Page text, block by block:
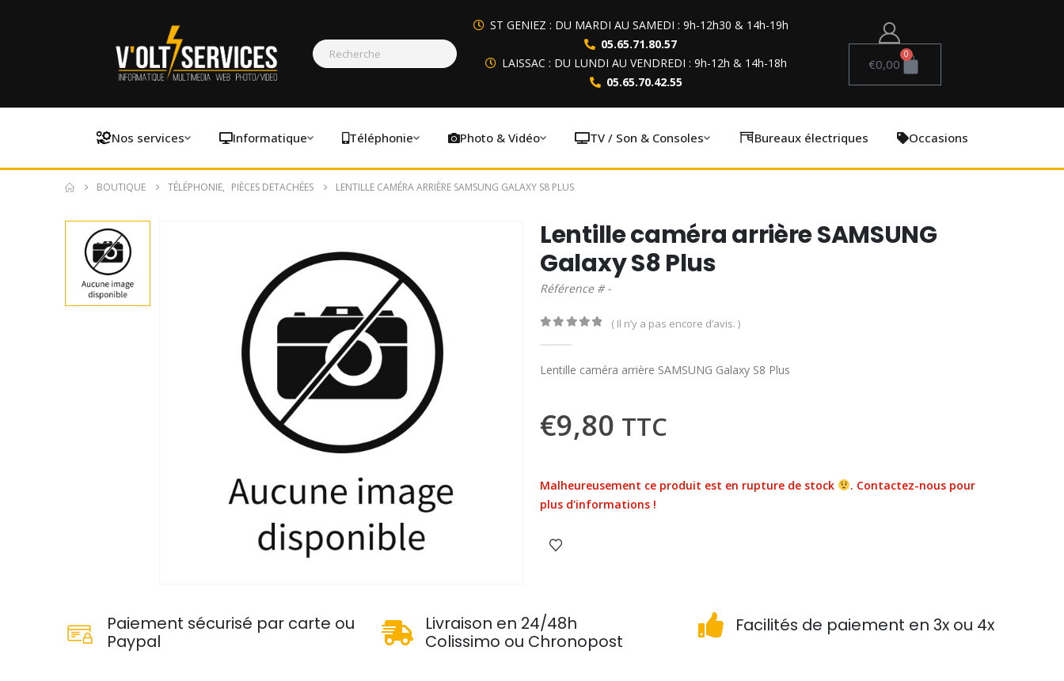
ST GENIEZ : DU MARDI AU SAMEDI : 9h-12h30 & 14h-19h
05.65.71.80.57
LAISSAC : DU LUNDI AU VENDREDI : 9h-12h & 14h-18h
05.65.70.42.55
€0,00
0
Nos services Informatique Téléphonie Photo & Vidéo TV / Son & Consoles Bureaux électriques Occasions
BOUTIQUE TÉLÉPHONIE, PIÈCES DETACHÉES LENTILLE CAMÉRA ARRIÈRE SAMSUNG GALAXY S8 PLUS
Lentille caméra arrière SAMSUNG
Galaxy S8 Plus
Référence # -
( Il n’y a pas encore d’avis. )
Lentille caméra arrière SAMSUNG Galaxy S8 Plus
€9,80 TTC
Malheureusement ce produit est en rupture de stock
. Contactez-nous pour
plus d'informations !
Paiement sécurisé par carte ou
Paypal
Livraison en 24/48h
Colissimo ou Chronopost
Facilités de paiement en 3x ou 4x